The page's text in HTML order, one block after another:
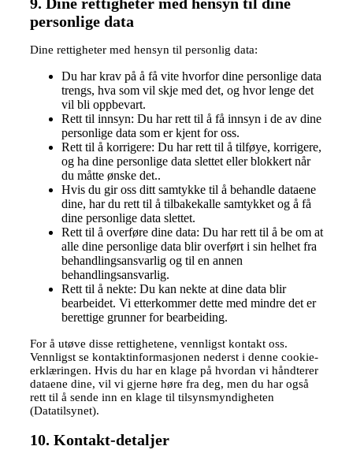
personlige data
Dine rettigheter med hensyn til personlig data:
Du har krav på å få vite hvorfor dine personlige data
trengs, hva som vil skje med det, og hvor lenge det
vil bli oppbevart.
Rett til innsyn: Du har rett til å få innsyn i de av dine
personlige data som er kjent for oss.
Rett til å korrigere: Du har rett til å tilføye, korrigere,
og ha dine personlige data slettet eller blokkert når
du måtte ønske det..
Hvis du gir oss ditt samtykke til å behandle dataene
dine, har du rett til å tilbakekalle samtykket og å få
dine personlige data slettet.
Rett til å overføre dine data: Du har rett til å be om at
alle dine personlige data blir overført i sin helhet fra
behandlingsansvarlig og til en annen
behandlingsansvarlig.
Rett til å nekte: Du kan nekte at dine data blir
bearbeidet. Vi etterkommer dette med mindre det er
berettige grunner for bearbeiding.
For å utøve disse rettighetene, vennligst kontakt oss.
Vennligst se kontaktinformasjonen nederst i denne cookie-
erklæringen. Hvis du har en klage på hvordan vi håndterer
dataene dine, vil vi gjerne høre fra deg, men du har også
rett til å sende inn en klage til tilsynsmyndigheten
(Datatilsynet).
10. Kontakt-detaljer